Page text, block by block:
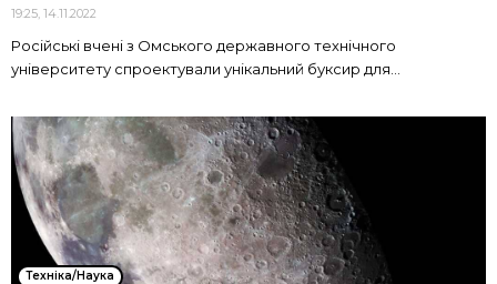
19:25, 14.11.2022
Російські вчені з Омського державного технічного
університету спроектували унікальний буксир для...
Техніка/Наука